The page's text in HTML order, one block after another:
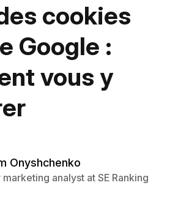
cookies
Google :
vous y
Onyshchenko
analyst at SE Ranking